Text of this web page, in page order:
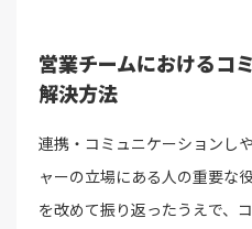
営業チームにおけるコ
解決方法
連携・コミュニケーションし
ャーの立場にある人の重要な
を改めて振り返ったうえで、